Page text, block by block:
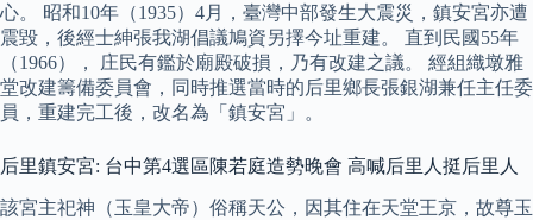
心。 昭和10年（1935）4月，臺灣中部發生大震災，鎮安宮亦遭
震毀，後經士紳張我湖倡議鳩資另擇今址重建。 直到民國55年
（1966）， 庄民有鑑於廟殿破損，乃有改建之議。 經組織墩雅
堂改建籌備委員會，同時推選當時的后里鄉長張銀湖兼任主任委
員，重建完工後，改名為「鎮安宮」。
后里鎮安宮: 台中第4選區陳若庭造勢晚會 高喊后里人挺后里人
該宮主祀神（玉皇大帝）俗稱天公，因其住在天堂王京，故尊玉